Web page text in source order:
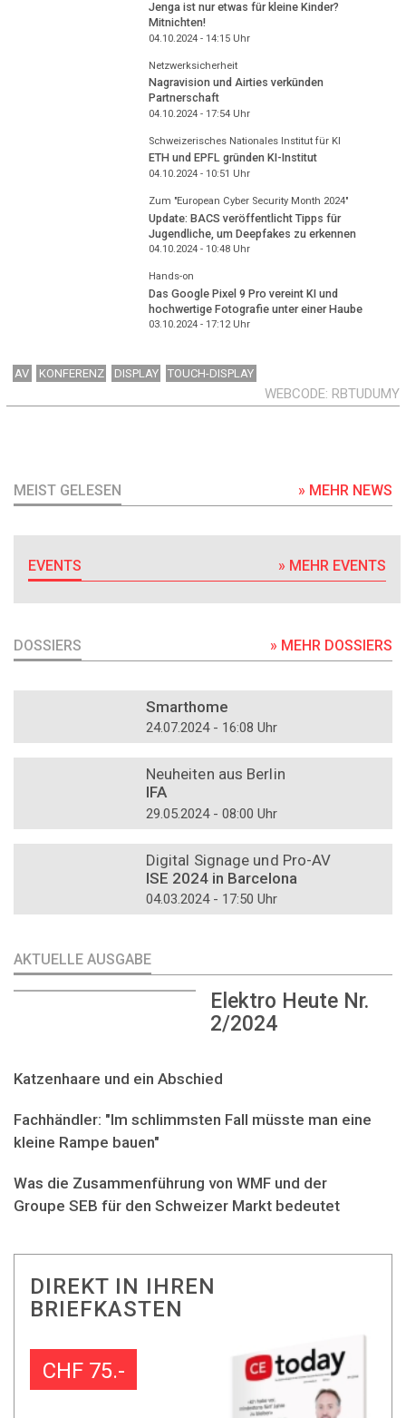
Jenga ist nur etwas für kleine Kinder?
Mitnichten!
04.10.2024 - 14:15Uhr
Netzwerksicherheit
Nagravision und Airties verkünden
Partnerschaft
04.10.2024 - 17:54Uhr
Schweizerisches Nationales Institut für KI
ETH und EPFL gründen KI-Institut
04.10.2024 - 10:51 Uhr
Zum "European Cyber Security Month 2024"
Update: BACS veröffentlicht Tipps für
Jugendliche, um Deepfakes zu erkennen
04.10.2024 - 10:48Uhr
Hands-on
Das Google Pixel 9 Pro vereint KI und
hochwertige Fotografie unter einer Haube
03.10.2024 - 17:12Uhr
AV KONFERENZ DISPLAY TOUCH-DISPLAY
WEBCODE RBTUDUMY
MEIST GELESEN » MEHR NEWS
EVENTS » MEHR EVENTS
DOSSIERS » MEHR DOSSIERS
Smarthome
24.07.2024 - 16:08 Uhr
Neuheiten aus Berlin
IFA
29.05.2024 - 08:00 Uhr
Digital Signage und Pro-AV
ISE 2024 in Barcelona
04.03.2024 - 17:50 Uhr
AKTUELLE AUSGABE
Elektro Heute Nr.
2/2024
Katzenhaare und ein Abschied
Fachhändler: "Im schlimmsten Fall müsste man eine
kleine Rampe bauen"
Was die Zusammenführung von WMF und der
Groupe SEB für den Schweizer Markt bedeutet
DIREKT IN IHREN
BRIEFKASTEN
CHF 75.-